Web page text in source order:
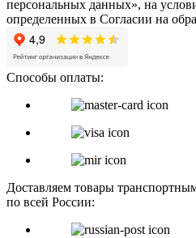
персональных данных», на
определенных в Согласии на
Способы оплаты:
Доставляем товары
по всей России: